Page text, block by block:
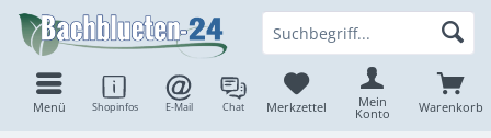
Warenkorb
Shopinfos E-Mail Chat Merkzettel Mein
Konto
Menü